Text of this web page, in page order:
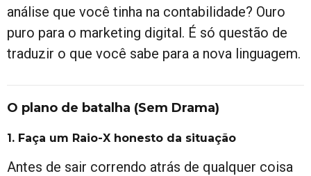
análise que você tinha na contabilidade? Ouro
puro para o marketing digital. É só questão de
traduzir o que você sabe para a nova linguagem.
O plano de batalha (Sem Drama)
1. Faça um Raio-X honesto da situação
Antes de sair correndo atrás de qualquer coisa